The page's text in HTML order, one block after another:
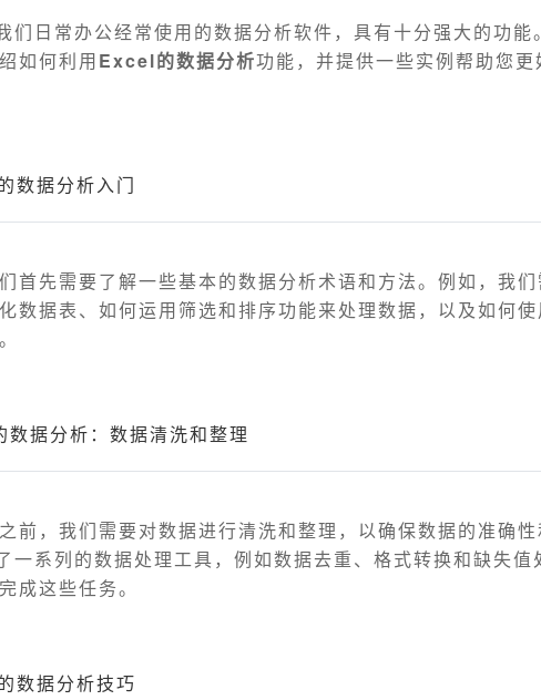
们日常办公经常使用的数据分析软件，具有十分强大的功能
如何利用Excel的数据分析功能，并提供一些实例帮助您更
数据分析入门
首先需要了解一些基本的数据分析术语和方法。例如，我
数据表、如何运用筛选和排序功能来处理数据，以及如何使
据分析：数据清洗和整理
前，我们需要对数据进行清洗和整理，以确保数据的准确
一系列的数据处理工具，例如数据去重、格式转换和缺失值
成这些任务。
数据分析技巧